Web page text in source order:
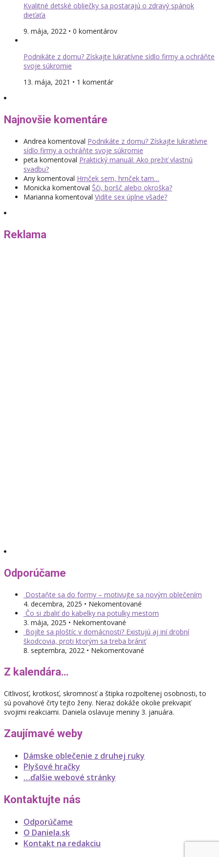
Kvalitné detské obliečky sa postarajú o zdravý spánok
dieťaťa
9. mája, 2022 • 0 komentárov
Podnikáte z domu? Získajte lukratívne sídlo firmy a ochráňte
svoje súkromie
13. mája, 2021 • 1 komentár
Najnovšie komentáre
Andrea komentoval Podnikáte z domu? Získajte lukratívne
sídlo firmy a ochráňte svoje súkromie
peta komentoval Praktický manuál: Ako prežiť vlastnú
svadbu?
Any komentoval Hrnček sem, hrnček tam…
Monicka komentoval Šči, boršč alebo okroška?
Marianna komentoval Vidíte sex úplne všade?
Reklama
Odporúčame
Dostaňte sa do formy – motivujte sa novým oblečením
4. decembra, 2025 • Nekomentované
Čo si zbaliť do kabelky na potulky mestom
3. mája, 2025 • Nekomentované
Bojíte sa ploštíc v domácnosti? Existujú aj iní drobní
škodcovia, proti ktorým sa treba brániť
8. septembra, 2022 • Nekomentované
Z kalendára…
Citlivosť, krotkosť, skromnosť a štipka rozpoltenej osobnosti, to
sú povahové črty tejto ženy. Neraz dokáže okolie prekvapiť
svojimi reakciami. Daniela oslavuje meniny 3. januára.
Zaujímavé weby
Dámske oblečenie z druhej ruky
Plyšové hračky
…ďalšie webové stránky
Kontaktujte nás
Odporúčame
O Daniela.sk
Kontakt na redakciu